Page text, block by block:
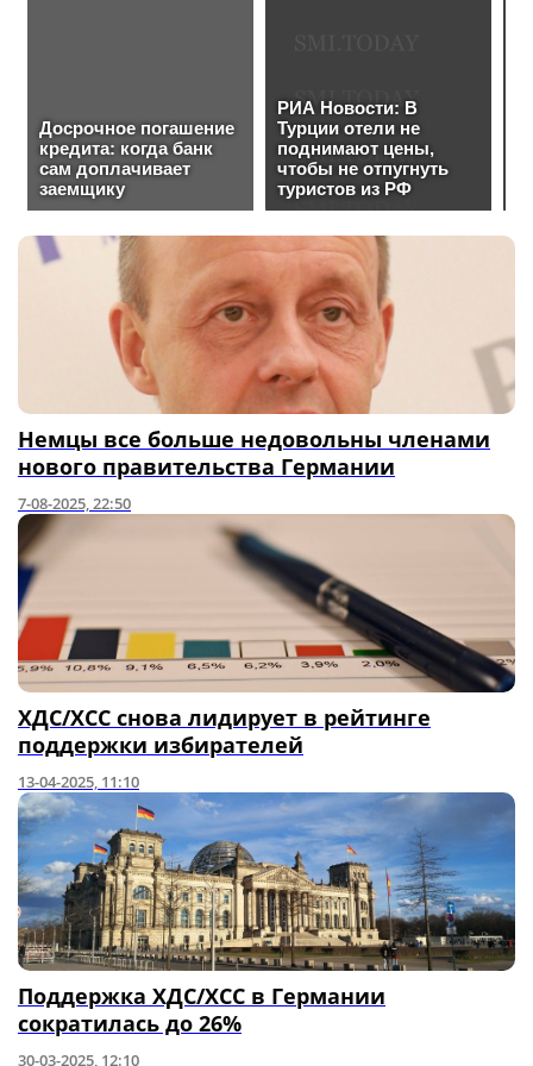
Немцы все больше недовольны членами
нового правительства Германии
7-08-2025, 22:50
ХДС/ХСС снова лидирует в рейтинге
поддержки избирателей
13-04-2025, 11:10
Поддержка ХДС/ХСС в Германии
сократилась до 26%
30-03-2025, 12:10